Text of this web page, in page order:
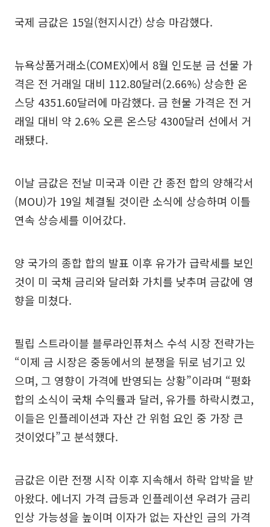
국제 금값은 15일(현지시간) 상승 마감했다.
뉴욕상품거래소(COMEX)에서 8월 인도분 금 선물 가
격은 전 거래일 대비 112.80달러(2.66%) 상승한 온
스당 4351.60달러에 마감했다. 금 현물 가격은 전 거
래일 대비 약 2.6% 오른 온스당 4300달러 선에서 거
래됐다.
이날 금값은 전날 미국과 이란 간 종전 합의 양해각서
(MOU)가 19일 체결될 것이란 소식에 상승하며 이틀
연속 상승세를 이어갔다.
양 국가의 종합 합의 발표 이후 유가가 급락세를 보인
것이 미 국채 금리와 달러화 가치를 낮추며 금값에 영
향을 미쳤다.
필립 스트라이블 블루라인퓨처스 수석 시장 전략가는
“이제 금 시장은 중동에서의 분쟁을 뒤로 넘기고 있
으며, 그 영향이 가격에 반영되는 상황”이라며 “평화
합의 소식이 국채 수익률과 달러, 유가를 하락시켰고,
이들은 인플레이션과 자산 간 위험 요인 중 가장 큰
것이었다”고 분석했다.
금값은 이란 전쟁 시작 이후 지속해서 하락 압박을 받
아왔다. 에너지 가격 급등과 인플레이션 우려가 금리
인상 가능성을 높이며 이자가 없는 자산인 금의 가격